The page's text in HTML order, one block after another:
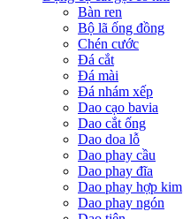
Bàn ren
Bộ lã ống đồng
Chén cước
Đá cắt
Đá mài
Đá nhám xếp
Dao cạo bavia
Dao cắt ống
Dao doa lỗ
Dao phay cầu
Dao phay đĩa
Dao phay hợp kim
Dao phay ngón